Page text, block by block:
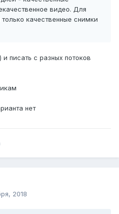
видео. Для
качественные снимки
писать с разных потоков
нет
2018